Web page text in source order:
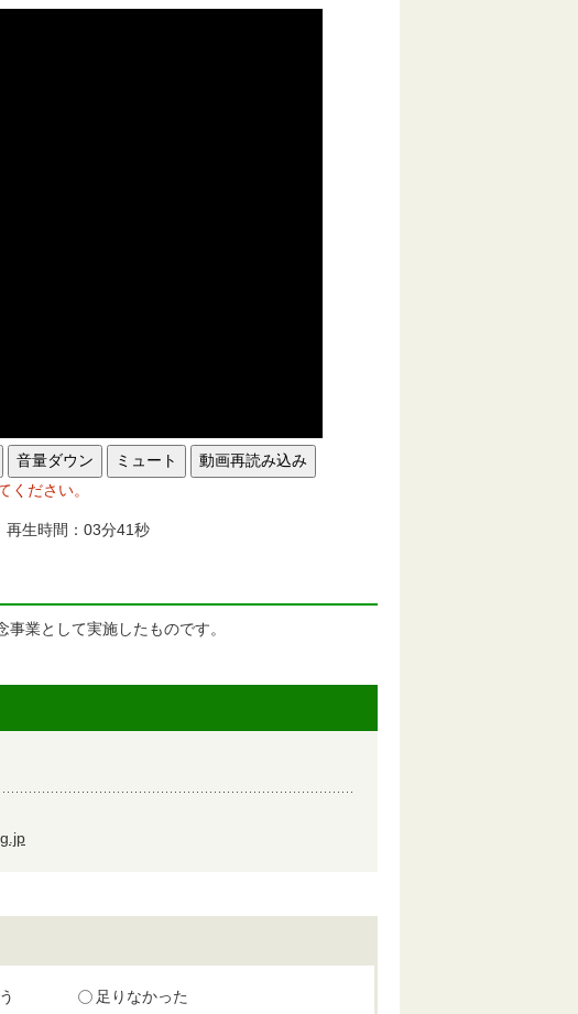
音量ダウン ミュート
動画再読み込み
ださい。
再生時間：03分41秒
業として実施したものです。
足りなかった